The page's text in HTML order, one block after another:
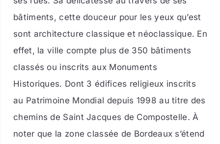
bâtiments, cette douceur pour les yeux qu’est
sont architecture classique et néoclassique. En
effet, la ville compte plus de 350 bâtiments
classés ou inscrits aux Monuments
Historiques. Dont 3 édifices religieux inscrits
au Patrimoine Mondial depuis 1998 au titre des
chemins de Saint Jacques de Compostelle. À
noter que la zone classée de Bordeaux s’étend